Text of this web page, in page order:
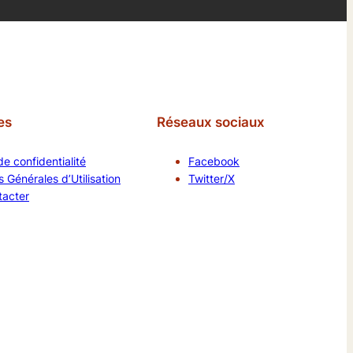
confidentialité
Générales d’Utilisation
Réseaux sociaux
Facebook
Twitter/X